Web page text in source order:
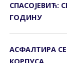
СПАСОЈЕВИЋ:
ГОДИНУ
АСФАЛТИРА
КОРПУСА